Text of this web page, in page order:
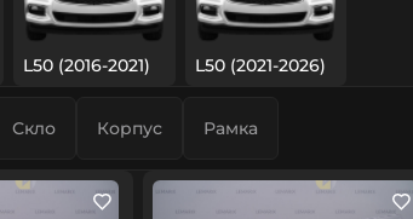
L50 (2016-2021) L50 (2021-2026)
Скло Корпус Рамка